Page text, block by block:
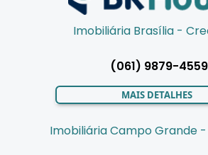
Imobiliária Brasília -
(061) 9879-4559
MAIS DETALHES
Imobiliária Campo Grande